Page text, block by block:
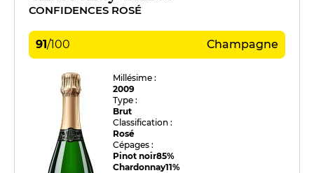
CONFIDENCES ROSÉ
91/100 Champagne
Millésime :
2009
Type :
Brut
Classification :
Rosé
Cépages :
Pinot noir85%
Chardonnay11%